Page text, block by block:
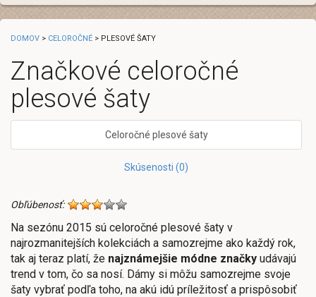
DOMOV > CELOROČNÉ > PLESOVÉ ŠATY
Značkové celoročné
plesové šaty
Celoročné plesové šaty
Skúsenosti (0)
Obľúbenosť:
Na sezónu 2015 sú celoročné plesové šaty v
najrozmanitejších kolekciách a samozrejme ako každý rok,
tak aj teraz platí, že najznámejšie módne značky udávajú
trend v tom, čo sa nosí. Dámy si môžu samozrejme svoje
šaty vybrať podľa toho, na akú idú príležitosť a prispôsobiť